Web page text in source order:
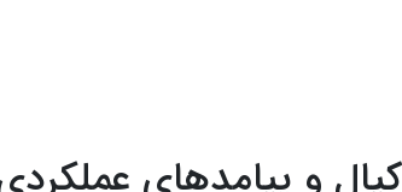
و پیامدهای